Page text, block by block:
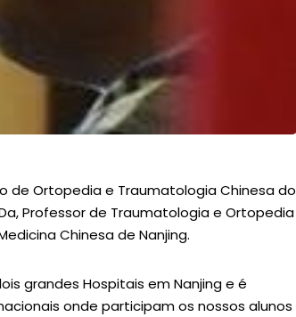
de Ortopedia e Traumatologia Chinesa do
Professor de Traumatologia e Ortopedia
Chinesa de Nanjing.
grandes Hospitais em Nanjing e é
onde participam os nossos alunos